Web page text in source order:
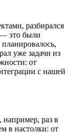
разбирался
— это были
уже задачи из
от
с нашей
раз в
в настолки: от